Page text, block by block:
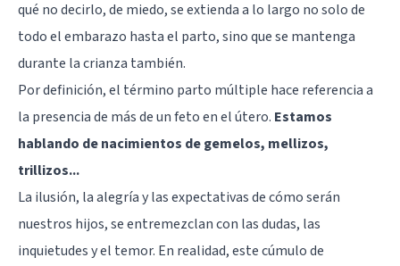
qué no decirlo, de miedo, se extienda a lo largo no solo de
todo el embarazo hasta el parto, sino que se mantenga
durante la crianza también.
Por definición, el término parto múltiple hace referencia a
la presencia de más de un feto en el útero. Estamos
hablando de nacimientos de gemelos, mellizos,
trillizos...
La ilusión, la alegría y las expectativas de cómo serán
nuestros hijos, se entremezclan con las dudas, las
inquietudes y el temor. En realidad, este cúmulo de